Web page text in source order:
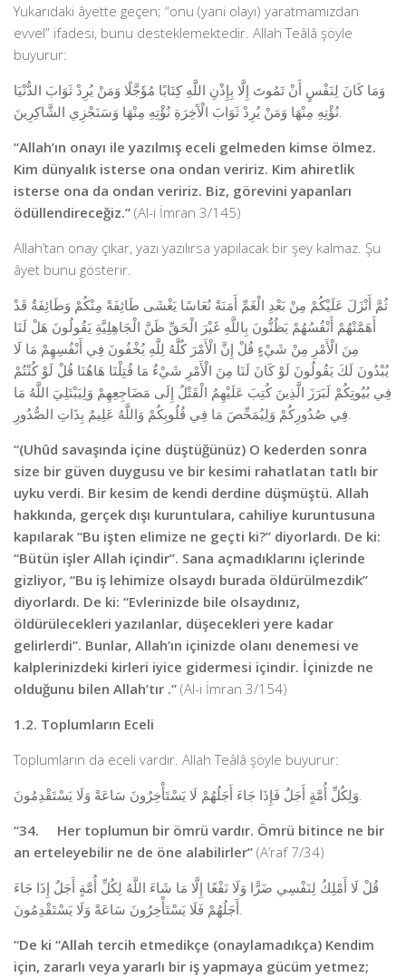
Yukarıdaki âyette geçen; “onu (yani olayı) yaratmamızdan
evvel” ifadesi, bunu desteklemektedir. Allah Teâlâ şöyle
buyurur:
وَمَا كَانَ لِنَفْسٍ أَنْ تَمُوتَ إِلَّا بِإِذْنِ اللَّهِ كِتَابًا مُؤَجَّلًا وَمَنْ يُرِدْ ثَوَابَ الدُّنْيَا
نُؤْتِهِ مِنْهَا وَمَنْ يُرِدْ ثَوَابَ الْآَخِرَةِ نُؤْتِهِ مِنْهَا وَسَنَجْزِي الشَّاكِرِينَ.
“Allah’ın onayı ile yazılmış eceli gelmeden kimse ölmez.
Kim dünyalık isterse ona ondan veririz. Kim ahiretlik
isterse ona da ondan veririz. Biz, görevini yapanları
ödüllendireceğiz.” (Al-i İmran 3/145)
Allah’tan onay çıkar, yazı yazılırsa yapılacak bir şey kalmaz. Şu
âyet bunu gösterir.
ثُمَّ أَنْزَلَ عَلَيْكُمْ مِنْ بَعْدِ الْغَمِّ أَمَنَةً نُعَاسًا يَغْشَى طَائِفَةً مِنْكُمْ وَطَائِفَةٌ قَدْ
أَهَمَّتْهُمْ أَنْفُسُهُمْ يَظُنُّونَ بِاللَّهِ غَيْرَ الْحَقِّ ظَنَّ الْجَاهِلِيَّةِ يَقُولُونَ هَلْ لَنَا
مِنَ الْأَمْرِ مِنْ شَيْءٍ قُلْ إِنَّ الْأَمْرَ كُلَّهُ لِلَّهِ يُخْفُونَ فِي أَنْفُسِهِمْ مَا لَا
يُبْدُونَ لَكَ يَقُولُونَ لَوْ كَانَ لَنَا مِنَ الْأَمْرِ شَيْءٌ مَا قُتِلْنَا هَاهُنَا قُلْ لَوْ كُنْتُمْ
فِي بُيُوتِكُمْ لَبَرَزَ الَّذِينَ كُتِبَ عَلَيْهِمُ الْقَتْلُ إِلَى مَضَاجِعِهِمْ وَلِيَبْتَلِيَ اللَّهُ مَا
فِي صُدُورِكُمْ وَلِيُمَحِّصَ مَا فِي قُلُوبِكُمْ وَاللَّهُ عَلِيمٌ بِذَاتِ الصُّدُورِ.
“(Uhûd savaşında içine düştüğünüz) O kederden sonra
size bir güven duygusu ve bir kesimi rahatlatan tatlı bir
uyku verdi. Bir kesim de kendi derdine düşmüştü. Allah
hakkında, gerçek dışı kuruntulara, cahiliye kuruntusuna
kapılarak “Bu işten elimize ne geçti ki?” diyorlardı. De ki:
“Bütün işler Allah içindir”. Sana açmadıklarını içlerinde
gizliyor, “Bu iş lehimize olsaydı burada öldürülmezdik”
diyorlardı. De ki: “Evlerinizde bile olsaydınız,
öldürülecekleri yazılanlar, düşecekleri yere kadar
gelirlerdi”. Bunlar, Allah’ın içinizde olanı denemesi ve
kalplerinizdeki kirleri iyice gidermesi içindir. İçinizde ne
olduğunu bilen Allah’tır .” (Al-i İmran 3/154)
1.2. Toplumların Eceli
Toplumların da eceli vardır. Allah Teâlâ şöyle buyurur:
وَلِكُلِّ أُمَّةٍ أَجَلٌ فَإِذَا جَاءَ أَجَلُهُمْ لَا يَسْتَأْخِرُونَ سَاعَةً وَلَا يَسْتَقْدِمُونَ.
“34. Her toplumun bir ömrü vardır. Ömrü bitince ne bir
an erteleyebilir ne de öne alabilirler” (A’raf 7/34)
قُلْ لَا أَمْلِكُ لِنَفْسِي ضَرًّا وَلَا نَفْعًا إِلَّا مَا شَاءَ اللَّهُ لِكُلِّ أُمَّةٍ أَجَلٌ إِذَا جَاءَ
أَجَلُهُمْ فَلَا يَسْتَأْخِرُونَ سَاعَةً وَلَا يَسْتَقْدِمُونَ.
“De ki “Allah tercih etmedikçe (onaylamadıkça) Kendim
için, zararlı veya yararlı bir iş yapmaya gücüm yetmez;